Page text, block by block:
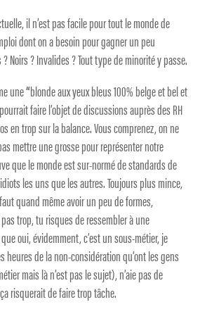
il n’est pas facile pour tout le monde de
dont on a besoin pour gagner un peu
? Noirs ? Invalides ? Tout type de minorité y passe.
une“blonde aux yeux bleus 100% belge et bel et
faire l’objet de discussions auprès des RH
en trop sur la balance. Vous comprenez, on ne
mettre une grosse pour représenter notre
que le monde est sur-normé de standards de
les uns que les autres. Toujours plus mince,
quand même avoir un peu de formes,
trop, tu risques de ressembler à une
oui, évidemment, c’est un sous-métier, je
heures de la non-considération qu’ont les gens
mais là n’est pas le sujet), n’aie pas de
risquerait de faire trop tâche.